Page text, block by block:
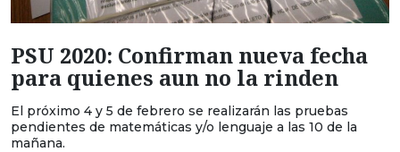
PSU 2020: Confirman nueva fecha
para quienes aun no la rinden
El próximo 4 y 5 de febrero se realizarán las pruebas
pendientes de matemáticas y/o lenguaje a las 10 de la
mañana.